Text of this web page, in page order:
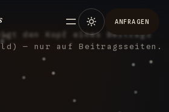
ANFRAGEN
den Kopf eines Beitrags
— nur auf Beitragsseiten.